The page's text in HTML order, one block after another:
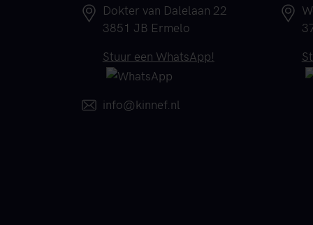
Adres
Dokter van Dalelaan 22
3851 JB Ermelo
Telefoonnummer
Stuur een WhatsApp!
E-mail
info@kinnef.nl